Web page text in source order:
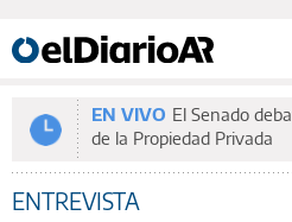
EN VIVO El Senado
de la Propiedad Privada
ENTREVISTA